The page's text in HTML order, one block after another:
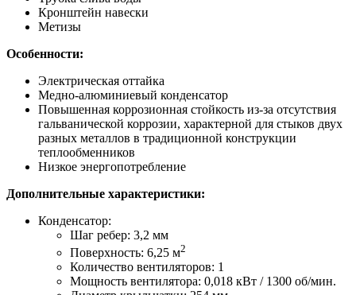
Кронштейн навески
Метизы
Особенности:
Электрическая оттайка
Медно-алюминиевый конденсатор
Повышенная коррозионная стойкость из-за отсутствия
гальванической коррозии, характерной для стыков двух
разных металлов в традиционной конструкции
теплообменников
Низкое энергопотребление
Дополнительные характеристики:
Конденсатор:
Шаг ребер: 3,2 мм
Поверхность: 6,25 м2
Количество вентиляторов: 1
Мощность вентилятора: 0,018 кВт / 1300 об/мин.